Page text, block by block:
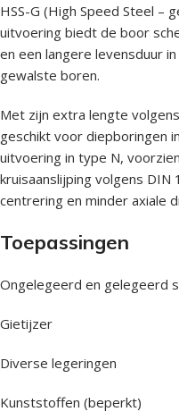
HSS-G (High Speed Steel –
uitvoering biedt de boor
en een langere levensduur
gewalste boren.
Met zijn extra lengte
geschikt voor diepboringen
uitvoering in type N,
kruisaanslijping volgens
centrering en minder axiale
Toepassingen
Ongelegeerd en gelegeerd
Gietijzer
Diverse legeringen
Kunststoffen (beperkt)